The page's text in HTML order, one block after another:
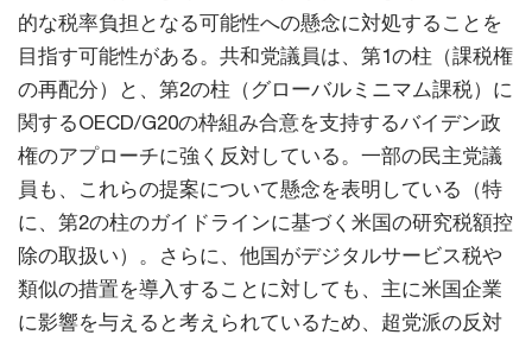
的な税率負担となる可能性への懸念に対処することを
目指す可能性がある。共和党議員は、第1の柱（課税権
の再配分）と、第2の柱（グローバルミニマム課税）に
関するOECD/G20の枠組み合意を支持するバイデン政
権のアプローチに強く反対している。一部の民主党議
員も、これらの提案について懸念を表明している（特
に、第2の柱のガイドラインに基づく米国の研究税額控
除の取扱い）。さらに、他国がデジタルサービス税や
類似の措置を導入することに対しても、主に米国企業
に影響を与えると考えられているため、超党派の反対